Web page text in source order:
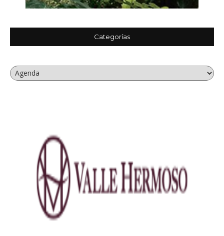
Categorías
Categorías